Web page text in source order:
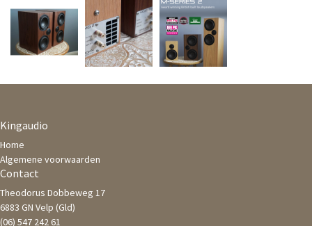
Kingaudio
Home
Algemene voorwaarden
Contact
Theodorus Dobbeweg 17
6883 GN Velp (Gld)
(06) 547 242 61